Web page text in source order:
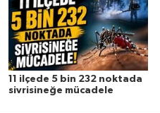
11 ilçede 5 bin 232 noktada
sivrisineğe mücadele